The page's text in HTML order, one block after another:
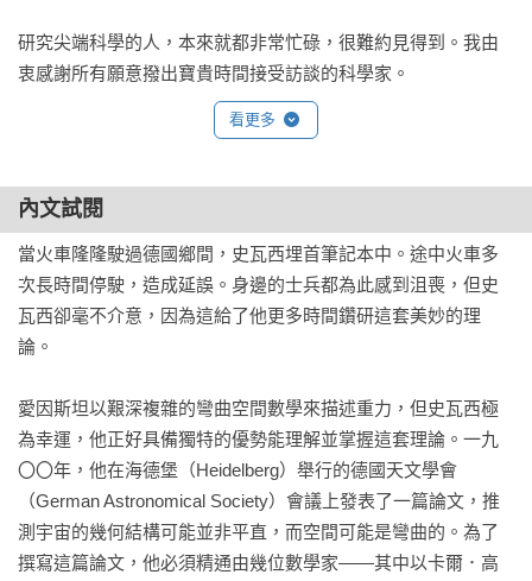
研究尖端科學的人，本來就都非常忙碌，很難約見得到。我由
衷感謝所有願意撥出寶貴時間接受訪談的科學家。
看更多
內文試閱
當火車隆隆駛過德國鄉間，史瓦西埋首筆記本中。途中火車多
次長時間停駛，造成延誤。身邊的士兵都為此感到沮喪，但史
瓦西卻毫不介意，因為這給了他更多時間鑽研這套美妙的理
論。
愛因斯坦以艱深複雜的彎曲空間數學來描述重力，但史瓦西極
為幸運，他正好具備獨特的優勢能理解並掌握這套理論。一九
〇〇年，他在海德堡（Heidelberg）舉行的德國天文學會
（German Astronomical Society）會議上發表了一篇論文，推
測宇宙的幾何結構可能並非平直，而空間可能是彎曲的。為了
撰寫這篇論文，他必須精通由幾位數學家——其中以卡爾．高